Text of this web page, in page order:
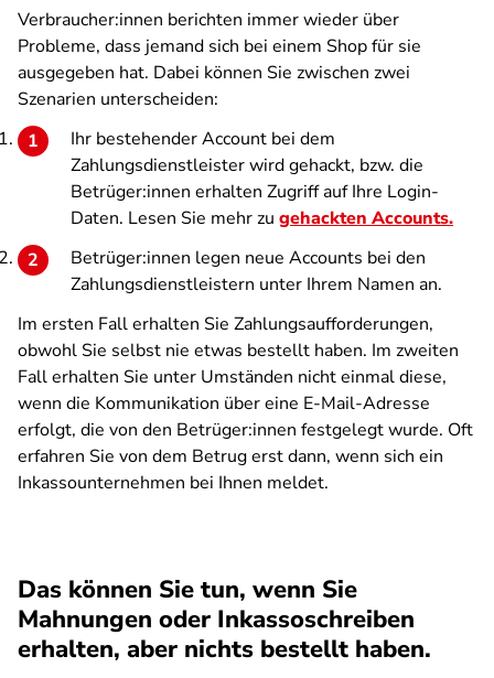
Verbraucher:innen berichten immer wieder über
Probleme, dass jemand sich bei einem Shop für sie
ausgegeben hat. Dabei können Sie zwischen zwei
Szenarien unterscheiden:
Ihr bestehender Account bei dem
Zahlungsdienstleister wird gehackt, bzw. die
Betrüger:innen erhalten Zugriff auf Ihre Login-
Daten. Lesen Sie mehr zu gehackten Accounts.
Betrüger:innen legen neue Accounts bei den
Zahlungsdienstleistern unter Ihrem Namen an.
Im ersten Fall erhalten Sie Zahlungsaufforderungen,
obwohl Sie selbst nie etwas bestellt haben. Im zweiten
Fall erhalten Sie unter Umständen nicht einmal diese,
wenn die Kommunikation über eine E-Mail-Adresse
erfolgt, die von den Betrüger:innen festgelegt wurde. Oft
erfahren Sie von dem Betrug erst dann, wenn sich ein
Inkassounternehmen bei Ihnen meldet.
Das können Sie tun, wenn Sie
Mahnungen oder Inkassoschreiben
erhalten, aber nichts bestellt haben.